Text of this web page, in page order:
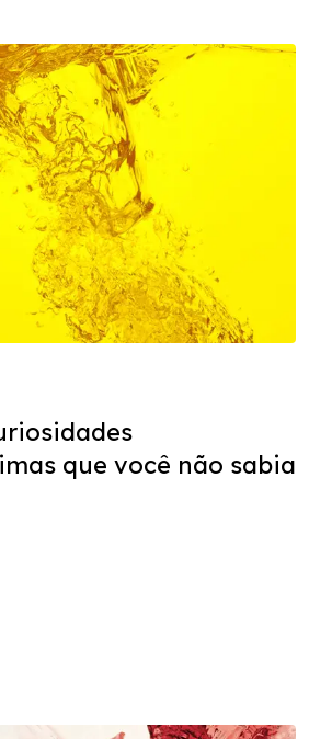
que você não sabia